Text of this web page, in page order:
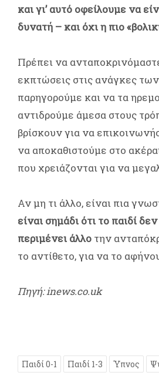
και γι’ αυτό οφείλουμε να
δυνατή – και όχι η πιο
Πρέπει να
εκπτώσεις στις ανάγκες
παρηγορούμε και να τα
αντιδρούμε άμεσα στους
βρίσκουν για να
να αποκαθιστούμε στο
που χρειάζονται για να
Αν μη τι άλλο, είναι πια
είναι σημάδι ότι το παιδί
περιμένει άλλο την
το αντίθετο, για να το
Πηγή: inews.co.uk
Παιδί 0-1 Παιδί 1-3 Ύπνος